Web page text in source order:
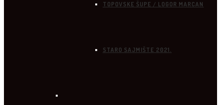
TOPOVSKE ŠUPE / LOGOR MARCAN
STARO SAJMIŠTE 2021.